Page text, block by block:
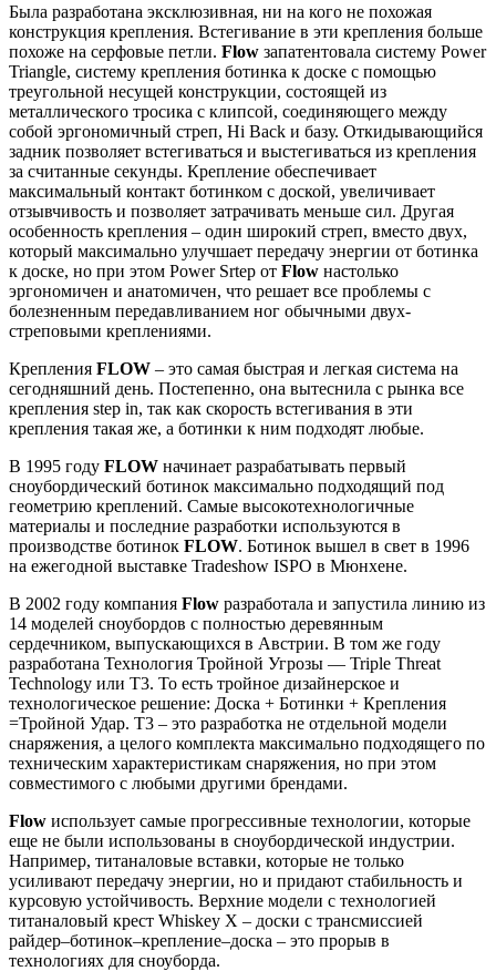
Была разработана эксклюзивная, ни на кого не похожая
конструкция крепления. Встегивание в эти крепления больше
похоже на серфовые петли. Flow запатентовала систему Power
Triangle, систему крепления ботинка к доске с помощью
треугольной несущей конструкции, состоящей из
металлического тросика с клипсой, соединяющего между
собой эргономичный стреп, Hi Back и базу. Откидывающийся
задник позволяет встегиваться и выстегиваться из крепления
за считанные секунды. Крепление обеспечивает
максимальный контакт ботинком с доской, увеличивает
отзывчивость и позволяет затрачивать меньше сил. Другая
особенность крепления – один широкий стреп, вместо двух,
который максимально улучшает передачу энергии от ботинка
к доске, но при этом Power Srtep от Flow настолько
эргономичен и анатомичен, что решает все проблемы с
болезненным передавливанием ног обычными двух-
стреповыми креплениями.
Крепления FLOW – это самая быстрая и легкая система на
сегодняшний день. Постепенно, она вытеснила с рынка все
крепления step in, так как скорость встегивания в эти
крепления такая же, а ботинки к ним подходят любые.
В 1995 году FLOW начинает разрабатывать первый
сноубордический ботинок максимально подходящий под
геометрию креплений. Самые высокотехнологичные
материалы и последние разработки используются в
производстве ботинок FLOW. Ботинок вышел в свет в 1996
на ежегодной выставке Tradeshow ISPO в Мюнхене.
В 2002 году компания Flow разработала и запустила линию из
14 моделей сноубордов с полностью деревянным
сердечником, выпускающихся в Австрии. В том же году
разработана Технология Тройной Угрозы — Triple Threat
Technology или Т3. То есть тройное дизайнерское и
технологическое решение: Доска + Ботинки + Крепления
=Тройной Удар. Т3 – это разработка не отдельной модели
снаряжения, а целого комплекта максимально подходящего по
техническим характеристикам снаряжения, но при этом
совместимого с любыми другими брендами.
Flow использует самые прогрессивные технологии, которые
еще не были использованы в сноубордической индустрии.
Например, титаналовые вставки, которые не только
усиливают передачу энергии, но и придают стабильность и
курсовую устойчивость. Верхние модели с технологией
титаналовый крест Whiskey X – доски с трансмиссией
райдер–ботинок–крепление–доска – это прорыв в
технологиях для сноуборда.